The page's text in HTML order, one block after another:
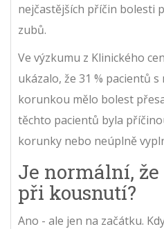
nejčastějších příčin bolesti
zubů.
Ve výzkumu z Klinického
ukázalo, že 31 % pacientů
korunkou mělo bolest
těchto pacientů byla
korunky nebo neúplně
Je normální,
při kousnutí?
Ano - ale jen na začátku.